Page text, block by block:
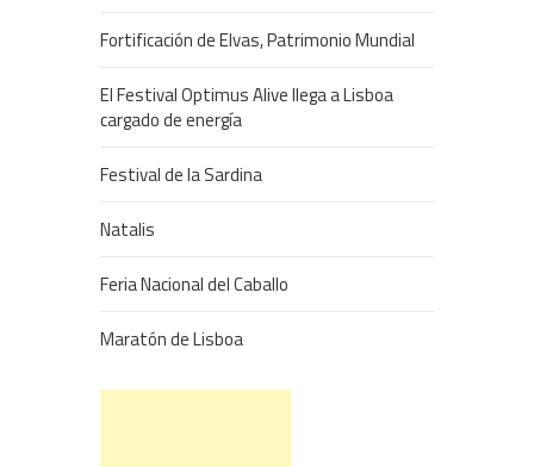
Fortificación de Elvas, Patrimonio Mundial
El Festival Optimus Alive llega a Lisboa
cargado de energía
Festival de la Sardina
Natalis
Feria Nacional del Caballo
Maratón de Lisboa